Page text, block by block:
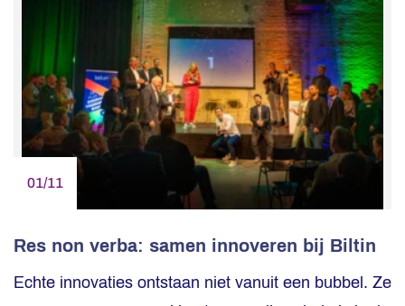
01/11
Res non verba: samen innoveren bij Biltin
Echte innovaties ontstaan niet vanuit een bubbel. Ze